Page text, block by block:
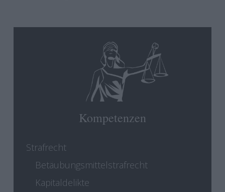
Kompetenzen
Strafrecht
Betäubungsmittelstrafrecht
Kapitaldelikte